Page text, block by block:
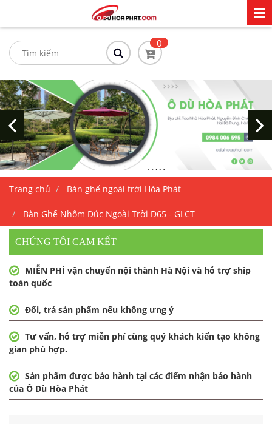
0
Trang chủ Bàn ghế ngoài trời Hòa Phát
Bàn Ghế Nhôm Đúc Ngoài Trời D65 - GLCT
CHÚNG TÔI CAM KẾT
MIỄN PHÍ vận chuyển nội thành Hà Nội và hỗ trợ ship
toàn quốc
Đổi, trả sản phẩm nếu không ưng ý
Tư vấn, hỗ trợ miễn phí cùng quý khách kiến tạo không
gian phù hợp.
Sản phẩm được bảo hành tại các điểm nhận bảo hành
của Ô Dù Hòa Phát